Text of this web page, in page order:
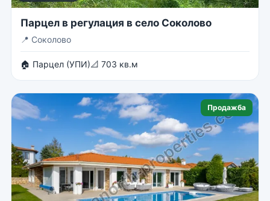
Парцел в регулация в село Соколово
📍 Соколово
🏠 Парцел (УПИ)📐 703 кв.м
Продажба